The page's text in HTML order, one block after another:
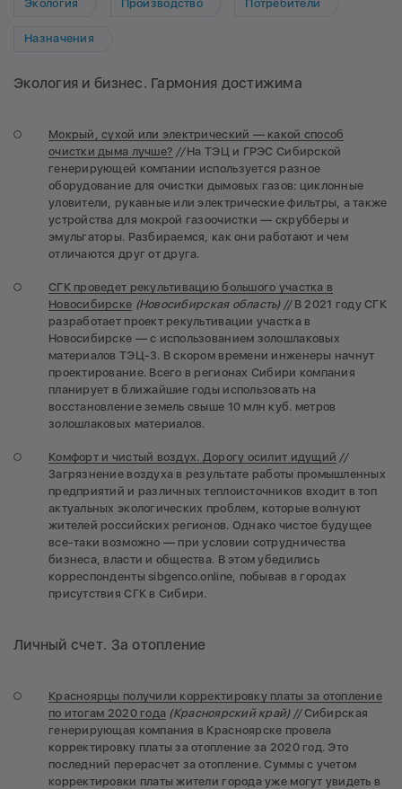
Экология Производство Потребители
Назначения
Экология и бизнес. Гармония достижима
Мокрый, сухой или электрический — какой способ
очистки дыма лучше? //На ТЭЦ и ГРЭС Сибирской
генерирующей компании используется разное
оборудование для очистки дымовых газов: циклонные
уловители, рукавные или электрические фильтры, а также
устройства для мокрой газоочистки — скрубберы и
эмульгаторы. Разбираемся, как они работают и чем
отличаются друг от друга.
СГК проведет рекультивацию большого участка в
Новосибирске (Новосибирская область) //В 2021 году СГК
разработает проект рекультивации участка в
Новосибирске — с использованием золошлаковых
материалов ТЭЦ-3. В скором времени инженеры начнут
проектирование. Всего в регионах Сибири компания
планирует в ближайшие годы использовать на
восстановление земель свыше 10 млн куб. метров
золошлаковых материалов.
Комфорт и чистый воздух. Дорогу осилит идущий //
Загрязнение воздуха в результате работы промышленных
предприятий и различных теплоисточников входит в топ
актуальных экологических проблем, которые волнуют
жителей российских регионов. Однако чистое будущее
все-таки возможно — при условии сотрудничества
бизнеса, власти и общества. В этом убедились
корреспонденты sibgenco.online, побывав в городах
присутствия СГК в Сибири.
Личный счет. За отопление
Красноярцы получили корректировку платы за отопление
по итогам 2020 года (Красноярский край) //Сибирская
генерирующая компания в Красноярске провела
корректировку платы за отопление за 2020 год. Это
последний перерасчет за отопление. Суммы с учетом
корректировки платы жители города уже могут увидеть в